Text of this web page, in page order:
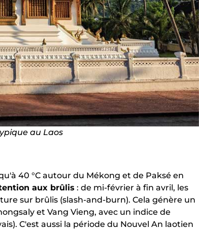
au Laos
40 °C autour du Mékong et de Paksé en
aux brûlis : de mi-février à fin avril, les
sur brûlis (slash-and-burn). Cela génère un
et Vang Vieng, avec un indice de
C'est aussi la période du Nouvel An laotien